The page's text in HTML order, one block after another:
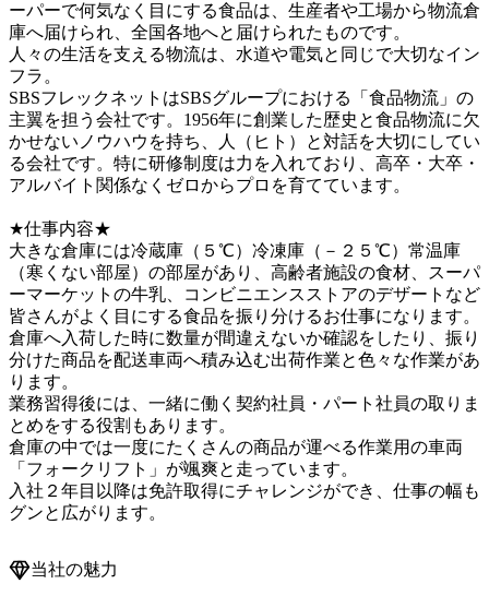
ーパーで何気なく目にする食品は、生産者や工場から物流倉
庫へ届けられ、全国各地へと届けられたものです。
人々の生活を支える物流は、水道や電気と同じで大切なイン
フラ。
SBSフレックネットはSBSグループにおける「食品物流」の
主翼を担う会社です。1956年に創業した歴史と食品物流に欠
かせないノウハウを持ち、人（ヒト）と対話を大切にしてい
る会社です。特に研修制度は力を入れており、高卒・大卒・
アルバイト関係なくゼロからプロを育てています。
★仕事内容★
大きな倉庫には冷蔵庫（５℃）冷凍庫（－２５℃）常温庫
（寒くない部屋）の部屋があり、高齢者施設の食材、スーパ
ーマーケットの牛乳、コンビニエンスストアのデザートなど
皆さんがよく目にする食品を振り分けるお仕事になります。
倉庫へ入荷した時に数量が間違えないか確認をしたり、振り
分けた商品を配送車両へ積み込む出荷作業と色々な作業があ
ります。
業務習得後には、一緒に働く契約社員・パート社員の取りま
とめをする役割もあります。
倉庫の中では一度にたくさんの商品が運べる作業用の車両
「フォークリフト」が颯爽と走っています。
入社２年目以降は免許取得にチャレンジができ、仕事の幅も
グンと広がります。
当社の魅力